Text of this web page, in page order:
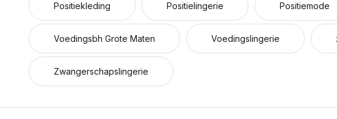
Positiekleding Positielingerie Positiemode
Voedingsbh Grote Maten Voedingslingerie
Zwangerschapslingerie